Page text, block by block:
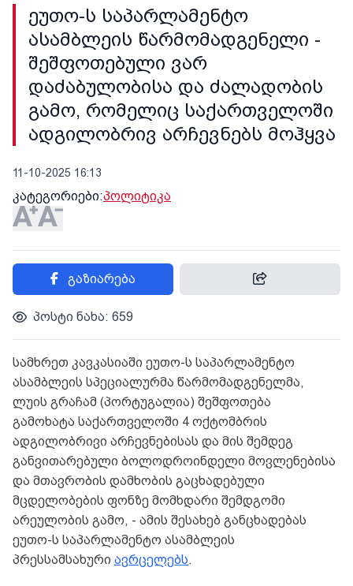
ეუთო-ს საპარლამენტო
ასამბლეის წარმომადგენელი -
შეშფოთებული ვარ
დაძაბულობისა და ძალადობის
გამო, რომელიც საქართველოში
ადგილობრივ არჩევნებს მოჰყვა
11-10-2025 16:13
კატეგორიები:პოლიტიკა
გაზიარება
პოსტი ნახა: 659
სამხრეთ კავკასიაში ეუთო-ს საპარლამენტო
ასამბლეის სპეციალურმა წარმომადგენელმა,
ლუის გრაჩამ (პორტუგალია) შეშფოთება
გამოხატა საქართველოში 4 ოქტომბრის
ადგილობრივი არჩევნებისას და მის შემდეგ
განვითარებული ბოლოდროინდელი მოვლენებისა
და მთავრობის დამხობის გაცხადებული
მცდელობების ფონზე მომხდარი შემდგომი
არეულობის გამო, - ამის შესახებ განცხადებას
ეუთო-ს საპარლამენტო ასამბლეის
პრესსამსახური ავრცელებს.